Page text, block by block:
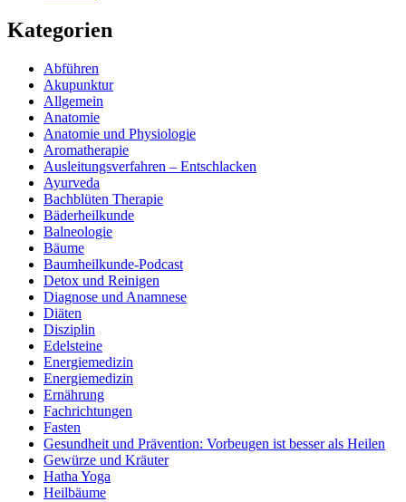
Kategorien
Abführen
Akupunktur
Allgemein
Anatomie
Anatomie und Physiologie
Aromatherapie
Ausleitungsverfahren – Entschlacken
Ayurveda
Bachblüten Therapie
Bäderheilkunde
Balneologie
Bäume
Baumheilkunde-Podcast
Detox und Reinigen
Diagnose und Anamnese
Diäten
Disziplin
Edelsteine
Energiemedizin
Energiemedizin
Ernährung
Fachrichtungen
Fasten
Gesundheit und Prävention: Vorbeugen ist besser als Heilen
Gewürze und Kräuter
Hatha Yoga
Heilbäume